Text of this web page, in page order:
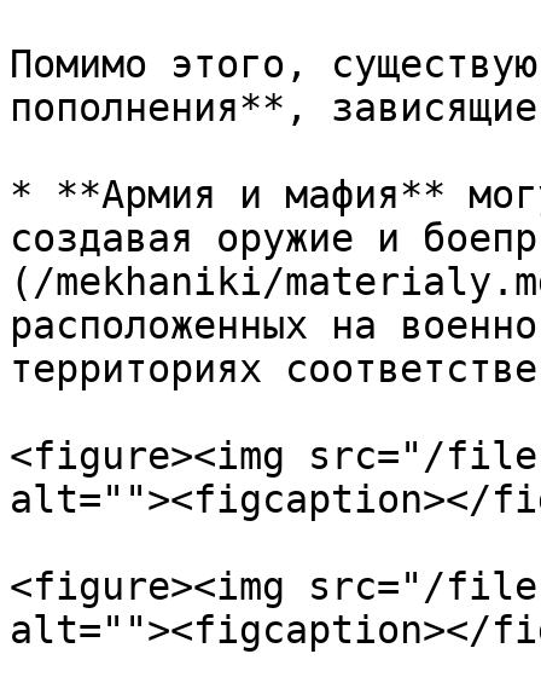
Помимо этого,
пополнения**,
* **Армия и мафия**
создавая оружие и
(/mekhaniki/
расположенных на
территориях
<figure><img src="/files/
alt=""><figcaption></
<figure><img src="/files/
alt=""><figcaption></